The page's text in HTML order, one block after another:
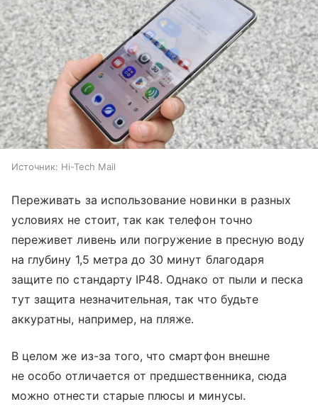
Источник: Hi-Tech Mail
Переживать за использование новинки в разных
условиях не стоит, так как телефон точно
переживет ливень или погружение в пресную воду
на глубину 1,5 метра до 30 минут благодаря
защите по стандарту IP48. Однако от пыли и песка
тут защита незначительная, так что будьте
аккуратны, например, на пляже.
В целом же из-за того, что смартфон внешне
не особо отличается от предшественника, сюда
можно отнести старые плюсы и минусы.